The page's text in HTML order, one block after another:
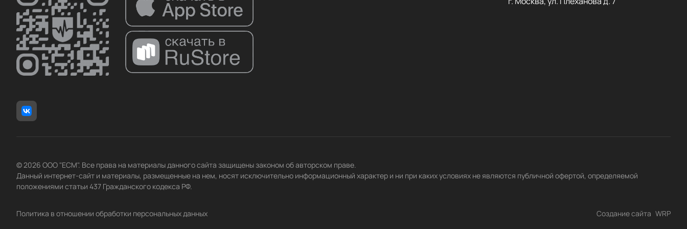
© 2026 ООО "ЕСМ". Все права на материалы данного сайта защищены законом об авторском праве.
Данный интернет-сайт и материалы, размещенные на нем, носят исключительно информационный характер и ни при каких условиях не являются публичной офертой, определяемой
положениями статьи 437 Гражданского кодекса РФ.
Политика в отношении обработки персональных данных Создание сайта WRP